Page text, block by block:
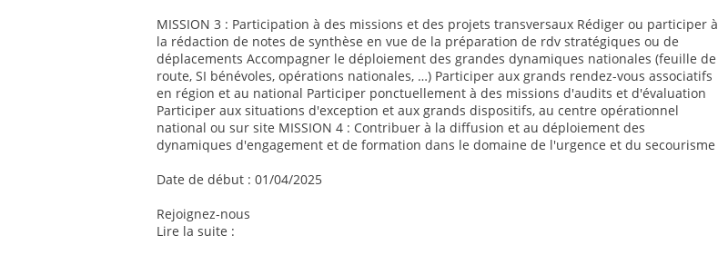
MISSION 3 : Participation à des missions et des projets transversaux Rédiger ou participer à
la rédaction de notes de synthèse en vue de la préparation de rdv stratégiques ou de
déplacements Accompagner le déploiement des grandes dynamiques nationales (feuille de
route, SI bénévoles, opérations nationales, …) Participer aux grands rendez-vous associatifs
en région et au national Participer ponctuellement à des missions d'audits et d'évaluation
Participer aux situations d'exception et aux grands dispositifs, au centre opérationnel
national ou sur site MISSION 4 : Contribuer à la diffusion et au déploiement des
dynamiques d'engagement et de formation dans le domaine de l'urgence et du secourisme
Date de début : 01/04/2025
Rejoignez-nous
Lire la suite :